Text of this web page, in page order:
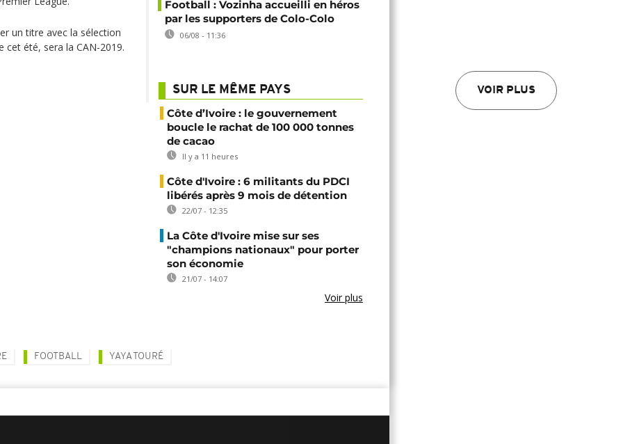
VOIR PLUS
un titre avec la sélection
cet été, sera la CAN-2019.
Football : Vozinha accueilli en héros
par les supporters de Colo-Colo
06/08 - 11:36
SUR LE MÊME PAYS
Côte d’Ivoire : le gouvernement
boucle le rachat de 100 000 tonnes
de cacao
Il y a 11 heures
Côte d'Ivoire : 6 militants du PDCI
libérés après 9 mois de détention
22/07 - 12:35
La Côte d'Ivoire mise sur ses
"champions nationaux" pour porter
son économie
21/07 - 14:07
Voir plus
FOOTBALL YAYA TOURÉ